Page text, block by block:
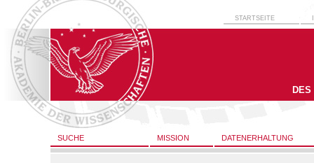
STARTSEITE
SUCHE MISSION DATENERHALTUNG